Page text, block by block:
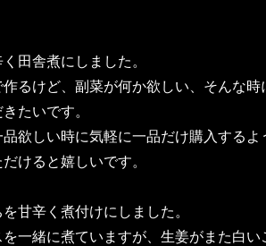
田舎煮にしました。
作るけど、副菜が何か欲しい、そんな時
たいです。
欲しい時に気軽に一品だけ購入するよ
けると嬉しいです。
甘辛く煮付けにしました。
一緒に煮ていますが、生姜がまた白